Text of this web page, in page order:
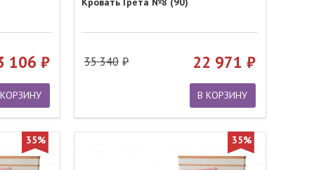
106 35 340 22 971
В КОРЗИНУ
35% 35%